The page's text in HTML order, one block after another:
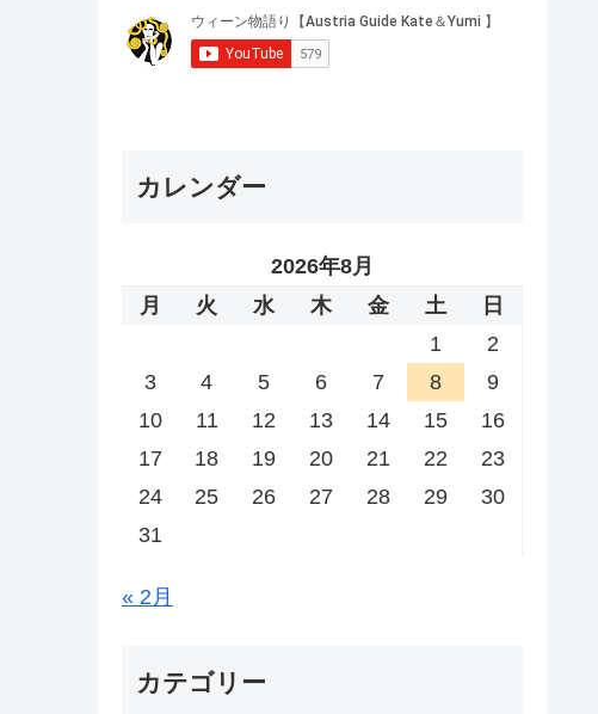
カレンダー
2026年8月
月
火 水 木 金 土
日
1
2
3
4 5 6 7 8
9
10
11 12 13 14 15
16
17
18 19 20 21 22
23
24
25 26 27 28 29
30
31
« 2月
カテゴリー